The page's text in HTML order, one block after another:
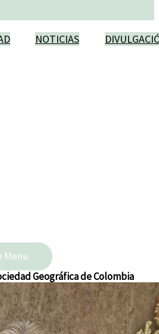
NOTICIAS
Menu
Geográfica de Colombia